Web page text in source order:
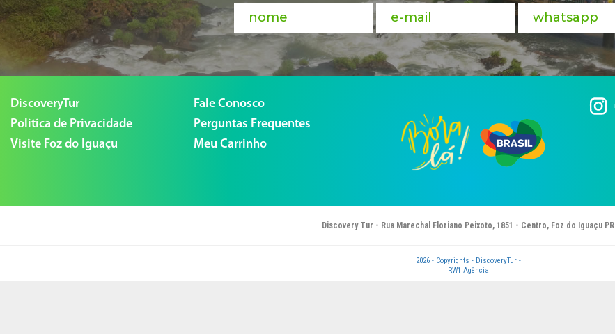
DiscoveryTur
Politica de Privacidade
Visite Foz do Iguaçu
Fale Conosco
Perguntas Frequentes
Meu Carrinho
Discovery Tur - Rua Marechal Floriano Peixoto, 1851 - Centro, Foz do Iguaçu PR
2026 - Copyrights - DiscoveryTur -
RW1 Agência